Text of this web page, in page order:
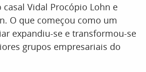
casal Vidal Procópio Lohn e
O que começou como um
expandiu-se e transformou-se
grupos empresariais do